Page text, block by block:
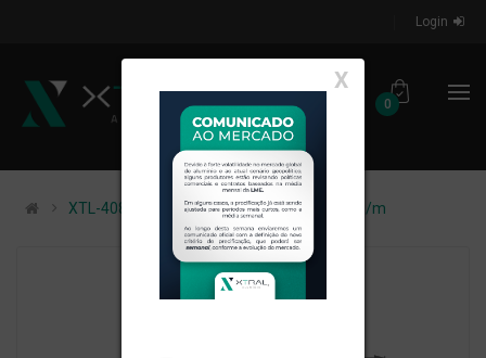
Login
0
X
XTL-408 - (XS-047) - PESO LINEAR: 1,046kg/m